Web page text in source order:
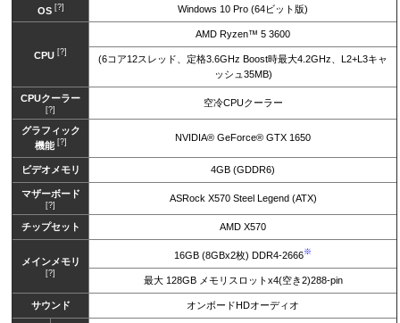
OS[?] Windows 10 Pro (64ビット版)
CPU [?]
AMD Ryzen™ 5 3600
(6コア12スレッド、定格3.6GHz Boost時最大4.2GHz、L2+L3キャ
ッシュ35MB)
CPUクーラー
[?]
空冷CPUクーラー
グラフィック
機能[?] NVIDIA® GeForce® GTX 1650
ビデオメモリ 4GB (GDDR6)
マザーボード
[?]
ASRock X570 Steel Legend (ATX)
チップセット AMD X570
メインメモリ
[?]
16GB (8GBx2枚) DDR4-2666※
最大 128GB メモリスロットx4(空き2)288-pin
サウンド オンボードHDオーディオ